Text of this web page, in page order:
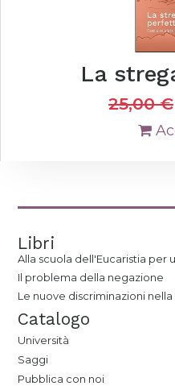
La
25,00€
Libri
Alla scuola dell'Eucaristia per
Il problema della negazione
Le nuove discriminazioni
Catalogo
Università
Saggi
Pubblica con noi